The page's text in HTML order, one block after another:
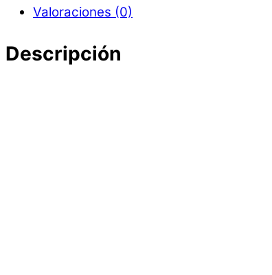
Valoraciones (0)
Descripción